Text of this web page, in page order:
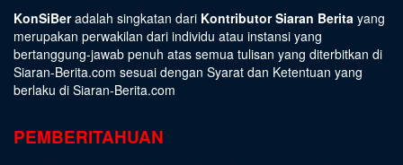
KonSiBeradalah singkatan dari Kontributor Siaran Berita yang
merupakan perwakilan dari individu atau instansi yang
bertanggung-jawab penuh atas semua tulisan yang diterbitkan di
Siaran-Berita.com sesuai dengan Syarat dan Ketentuan yang
berlaku di Siaran-Berita.com
PEMBERITAHUAN